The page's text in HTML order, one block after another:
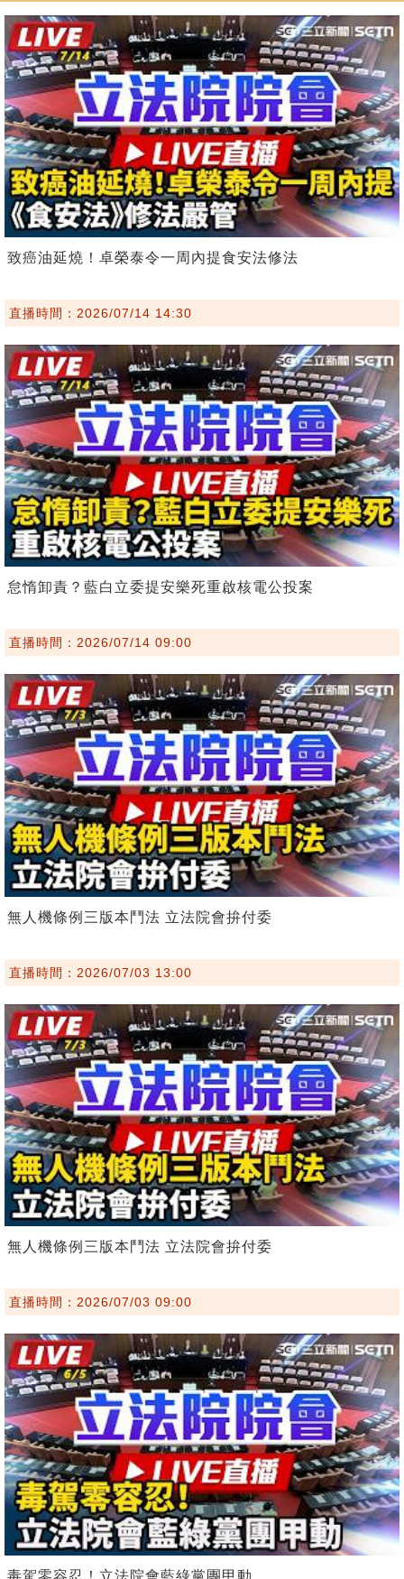
致癌油延燒！卓榮泰令一周內提食安法修法
直播時間：2026/07/14 14:30
怠惰卸責？藍白立委提安樂死重啟核電公投案
直播時間：2026/07/14 09:00
無人機條例三版本鬥法 立法院會拚付委
直播時間：2026/07/03 13:00
無人機條例三版本鬥法 立法院會拚付委
直播時間：2026/07/03 09:00